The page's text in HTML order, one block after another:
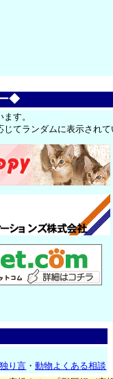
◆
す。
てランダムに表示され
り言 ・動物よくある相談